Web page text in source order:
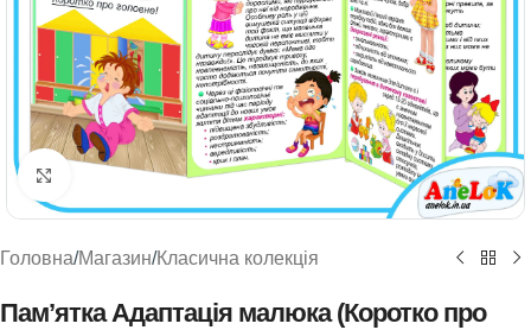
Натисніть, щоб збільшити
Головна/Магазин/Класична колекція
Пам’ятка Адаптація малюка (Коротко про